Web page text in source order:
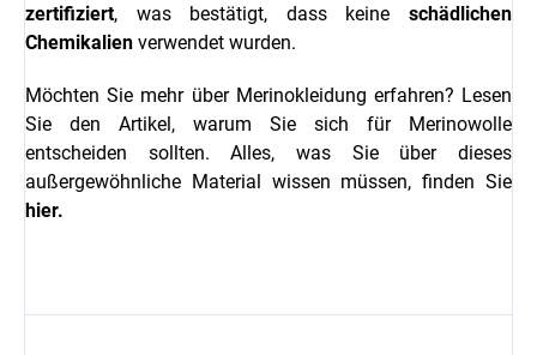
zertifiziert, was bestätigt, dass keine schädlichen
Chemikalien verwendet wurden.
Möchten Sie mehr über Merinokleidung erfahren? Lesen
Sie den Artikel, warum Sie sich für Merinowolle
entscheiden sollten. Alles, was Sie über dieses
außergewöhnliche Material wissen müssen, finden Sie
hier.